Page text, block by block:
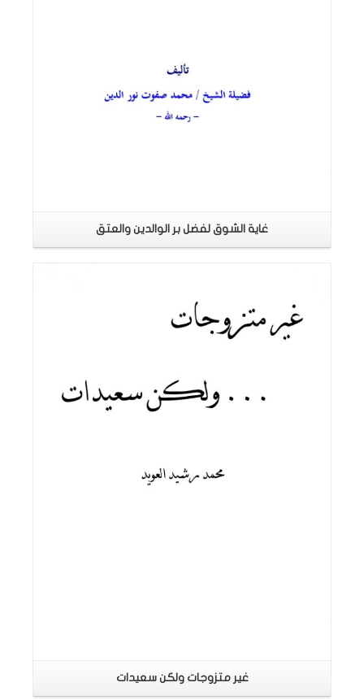
غاية الشوق لفضل بر الوالدين والعتق
اقرأ المزيد
غير متزوجات ولكن سعيدات